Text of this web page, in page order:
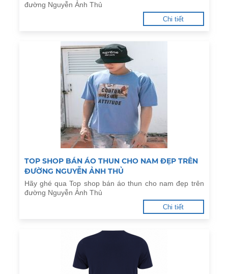
đường Nguyễn Ảnh Thủ
Chi tiết
TOP SHOP BÁN ÁO THUN CHO NAM ĐẸP TRÊN
ĐƯỜNG NGUYỄN ẢNH THỦ
Hãy ghé qua Top shop bán áo thun cho nam đẹp trên
đường Nguyễn Ảnh Thủ
Chi tiết